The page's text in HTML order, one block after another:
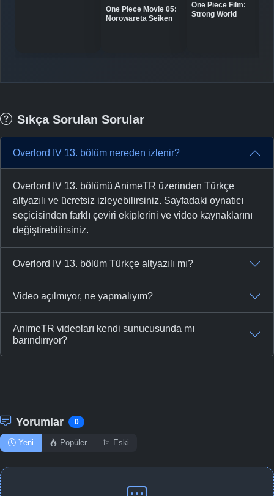
One Piece Movie 05:
Norowareta Seiken
One Piece Film:
Strong World
Sıkça Sorulan Sorular
Overlord IV 13. bölüm nereden izlenir?
Overlord IV 13. bölümü AnimeTR üzerinden Türkçe
altyazılı ve ücretsiz izleyebilirsiniz. Sayfadaki oynatıcı
seçicisinden farklı çeviri ekiplerini ve video kaynaklarını
değiştirebilirsiniz.
Overlord IV 13. bölüm Türkçe altyazılı mı?
Video açılmıyor, ne yapmalıyım?
AnimeTR videoları kendi sunucusunda mı
barındırıyor?
Yorumlar 0
Yeni Popüler Eski